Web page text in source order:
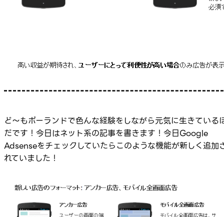
ど～もポーランドで色んな経験をしながら元気に生きている
だです！今日はネット系の記事を書きます！今日Google
Adsenseをチェックしていたらこのような機能が新しく追加
れていました！